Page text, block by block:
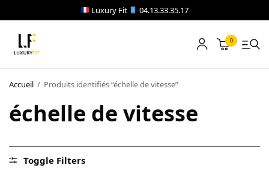
Luxury Fit 04.13.33.35.17
0
Accueil / Produits identifiés “échelle de vitesse”
échelle de vitesse
Toggle Filters
LOCATION
NOTRE CATALOGUE
A PROPOS